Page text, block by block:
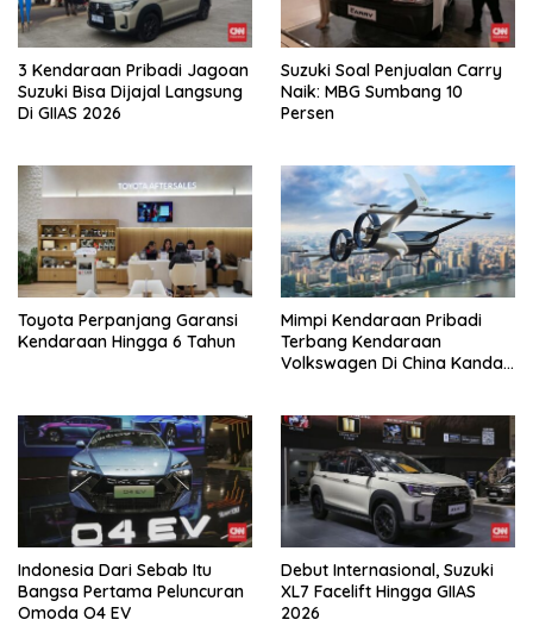
3 Kendaraan Pribadi Jagoan
Suzuki Bisa Dijajal Langsung
Di GIIAS 2026
Suzuki Soal Penjualan Carry
Naik: MBG Sumbang 10
Persen
Toyota Perpanjang Garansi
Kendaraan Hingga 6 Tahun
Mimpi Kendaraan Pribadi
Terbang Kendaraan
Volkswagen Di China Kandas
Indonesia Dari Sebab Itu
Bangsa Pertama Peluncuran
Omoda O4 EV
Debut Internasional, Suzuki
XL7 Facelift Hingga GIIAS
2026